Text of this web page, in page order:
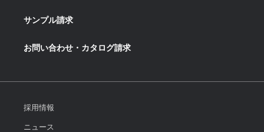
サンプル請求
お問い合わせ・カタログ請求
採用情報
ニュース